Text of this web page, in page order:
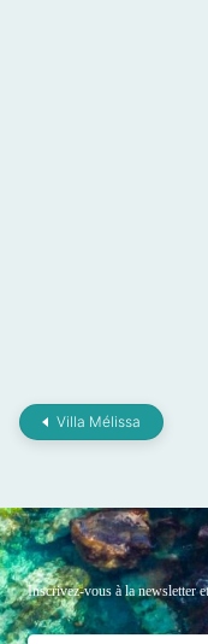
Villa Mélissa
Inscrivez-vous à la newsletter